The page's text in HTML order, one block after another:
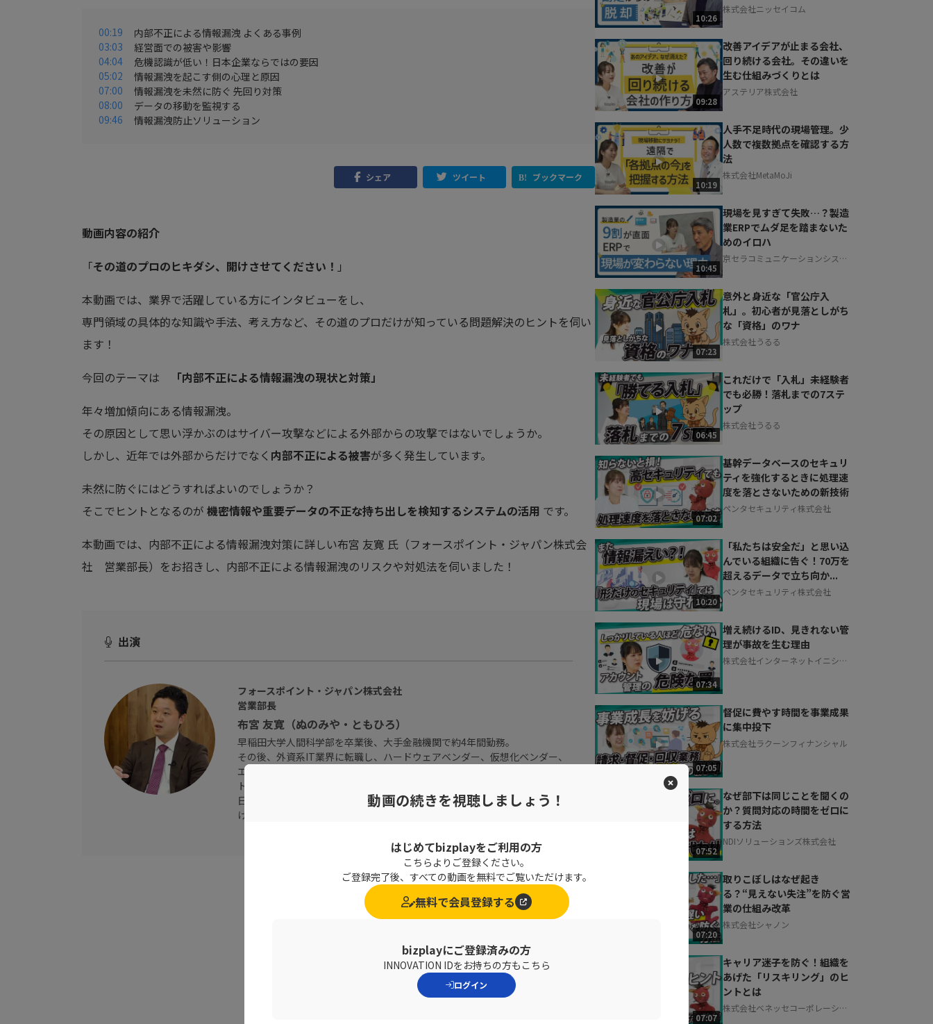
00:19
内部不正による情報漏洩 よくある事例
03:03
経営面での被害や影響
04:04
危機認識が低い！日本企業ならではの要因
05:02
情報漏洩を起こす側の心理と原因
07:00
情報漏洩を未然に防ぐ 先回り対策
08:00
データの移動を監視する
09:46
情報漏洩防止ソリューション
シェア ツイート ブックマーク
動画内容の紹介
「その道のプロのヒキダシ、開けさせてください！ 」
本動画では、業界で活躍している方にインタビューをし、
専門領域の具体的な知識や手法、考え方など、その道のプロだけが知っている問題解決のヒントを伺い
ます！
今回のテーマは
「内部不正による情報漏洩の現状と対策」
年々増加傾向にある情報漏洩。
その原因として思い浮かぶのはサイバー攻撃などによる外部からの攻撃ではないでしょうか。
しかし、近年では外部からだけでなく 内部不正による被害が多く発生しています。
未然に防ぐにはどうすればよいのでしょうか？
そこでヒントとなるのが 機密情報や重要データの不正な持ち出しを検知するシステムの活用 です。
本動画では、内部不正による情報漏洩対策に詳しい布宮 友寛 氏（フォースポイント・ジャパン株式会
社 営業部長）をお招きし、内部不正による情報漏洩のリスクや対処法を伺いました！
出演
フォースポイント・ジャパン株式会社
営業部長
布宮 友寛（ぬのみや・ともひろ）
早稲田大学人間科学部を卒業後、大手金融機関で約4年間勤務。
その後、外資系IT業界に転職し、ハードウェアベンダー、仮想化ベンダー、
エンドポイントセキュリティベンダーを経て、2023年3月にフォースポイン
トジャパンへ入社。
日本法人の再立ち上げと内部不正対策の普及をミッションとし、大手企業向
けの営業、代理店開拓、セミナー登壇など多岐にわたり活動中。
10:26
株式会社ニッセイコム
09:28
改善アイデアが止まる会社、
回り続ける会社。その違いを
生む仕組みづくりとは
アステリア株式会社
10:19
人手不足時代の現場管理。少
人数で複数拠点を確認する方
法
株式会社MetaMoJi
10:45
現場を見すぎて失敗…？製造
業ERPでムダ足を踏まないた
めのイロハ
京セラコミュニケーションシステ
07:23
意外と身近な「官公庁入
札」。初心者が見落としがち
な「資格」のワナ
株式会社うるる
06:45
これだけで「入札」未経験者
でも必勝！落札までの7ステ
ップ
株式会社うるる
07:02
基幹データベースのセキュリ
ティを強化するときに処理速
度を落とさないための新技術
ペンタセキュリティ株式会社
10:20
「私たちは安全だ」と思い込
んでいる組織に告ぐ！70万を
超えるデータで立ち向か...
ペンタセキュリティ株式会社
07:34
増え続けるID、見きれない管
理が事故を生む理由
株式会社インターネットイニシア
07:05
督促に費やす時間を事業成果
に集中投下
株式会社ラクーンフィナンシャル
07:52
なぜ部下は同じことを聞くの
か？質問対応の時間をゼロに
する方法
NDIソリューションズ株式会社
07:20
取りこぼしはなぜ起き
る？“見えない失注”を防ぐ営
業の仕組み改革
株式会社シャノン
07:07
キャリア迷子を防ぐ！組織を
あげた「リスキリング」のヒ
ントとは
株式会社ベネッセコーポレーショ
動画の続きを視聴しましょう！
はじめてbizplayをご利用の方
こちらよりご登録ください。
ご登録完了後、すべての動画を無料でご覧いただけます。
無料で会員登録する
bizplayにご登録済みの方
INNOVATION IDをお持ちの方もこちら
ログイン